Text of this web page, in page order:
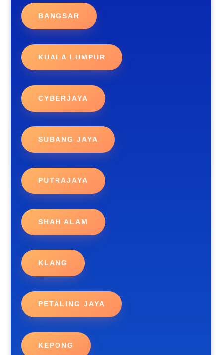
BANGSAR
KUALA LUMPUR
CYBERJAYA
SUBANG JAYA
PUTRAJAYA
SHAH ALAM
KLANG
PETALING JAYA
KEPONG